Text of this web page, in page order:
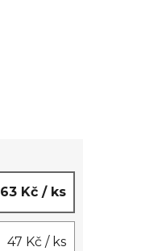
63 Kč / ks
47 Kč / ks